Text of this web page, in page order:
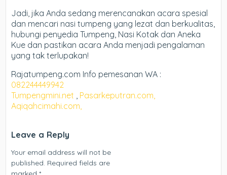
Jadi, jika Anda sedang merencanakan acara spesial
dan mencari nasi tumpeng yang lezat dan berkualitas,
hubungi penyedia Tumpeng, Nasi Kotak dan Aneka
Kue dan pastikan acara Anda menjadi pengalaman
yang tak terlupakan!
Rajatumpeng.com Info pemesanan WA :
082244449942
Tumpengmini.net
Pasarkeputran.com,
Aqiqahcimahi.com,
Leave a Reply
Your email address will not be
published. Required fields are